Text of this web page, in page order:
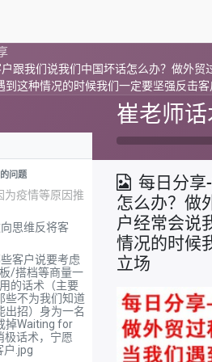
跟我们说我们中国坏话怎么办？做外
到这种情况的时候我们一定要坚强反击
崔老师
问题
为疫情等原因推
思维反将客
客户说要考虑
/搭档等商量一
的话术（主要
些不为我们知道
出招）身为一名
掉Waiting for
极话术，宁愿
户.jpg
每日分享
怎么办？做
户经常会说
情况的时候
立场